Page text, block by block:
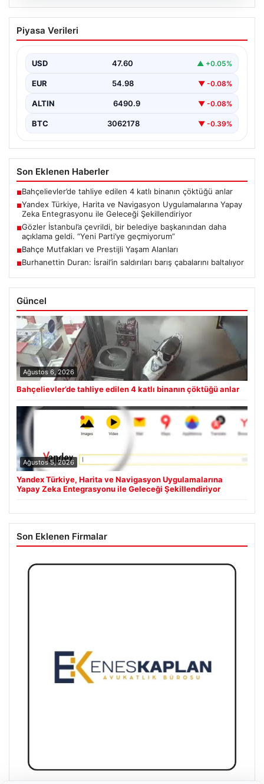
05.08.2026
Yandex Türkiye, Harita ve Navigasyon
Uygulamalarına Yapay Zeka
Şekillendiriyor
Yandex Türkiye, teknolojik gelişmeler ışığında önemli
bir adım atarak, en popüler harita ve navigasyon…
Piyasa Verileri
USD 47.60 ▲ +0.05%
EUR 54.98 ▼ -0.08%
ALTIN 6490.9 ▼ -0.08%
BTC 3062178 ▼ -0.39%
Son Eklenen Haberler
■Bahçelievler’de tahliye edilen 4 katlı binanın çöktüğü anlar
■Yandex Türkiye, Harita ve Navigasyon Uygulamalarına Yapay
Zeka Entegrasyonu ile Geleceği Şekillendiriyor
■Gözler İstanbul’a çevrildi, bir belediye başkanından daha
açıklama geldi. “Yeni Parti’ye geçmiyorum”
■Bahçe Mutfakları ve Prestijli Yaşam Alanları
■Burhanettin Duran: İsrail’in saldırıları barış çabalarını baltalıyor
Güncel
Ağustos 6, 2026
Bahçelievler’de tahliye edilen 4 katlı binanın çöktüğü anlar
Ağustos 5, 2026
Yandex Türkiye, Harita ve Navigasyon Uygulamalarına
Yapay Zeka Entegrasyonu ile Geleceği Şekillendiriyor
Son Eklenen Firmalar